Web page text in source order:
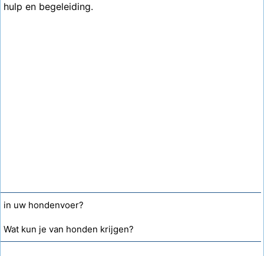
hulp en begeleiding.
in uw hondenvoer?
Wat kun je van honden krijgen?